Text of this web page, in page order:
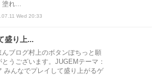
れ...
Wed 20:33
盛り上...
んブログ村上のボタンぽちっと願
うございます。JUGEMテーマ：
んなでプレイして盛り上がるゲ